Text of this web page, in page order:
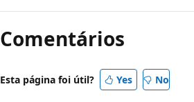
Modo
de
leitura
Comentários
Esta página foi útil? Yes No